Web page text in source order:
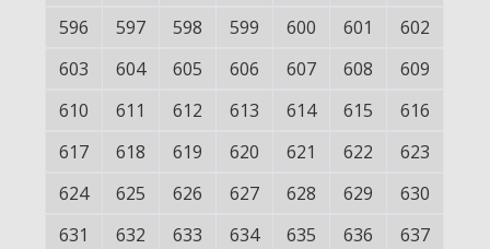
596
597 598 599 600 601
602
603
604 605 606 607 608
609
610
611 612 613 614 615
616
617
618 619 620 621 622
623
624
625 626 627 628 629
630
631
632 633 634 635 636
637